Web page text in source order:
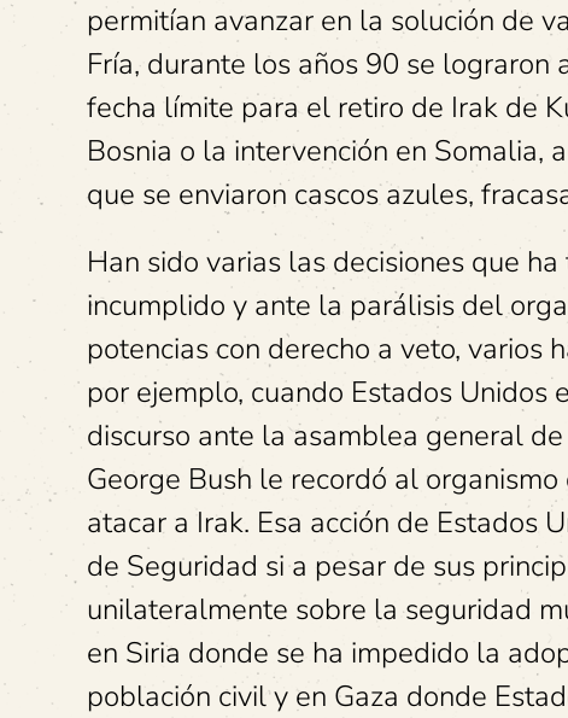
permitían avanzar en la solución de
Fría, durante los años 90 se lograron
fecha límite para el retiro de Irak de
Bosnia o la intervención en Somalia,
que se enviaron cascos azules,
Han sido varias las decisiones que
incumplido y ante la parálisis del
potencias con derecho a veto, varios
por ejemplo, cuando Estados Unidos
discurso ante la asamblea general
George Bush le recordó al
atacar a Irak. Esa acción de Estados
de Seguridad si a pesar de sus
unilateralmente sobre la seguridad
en Siria donde se ha impedido la
población civil y en Gaza donde